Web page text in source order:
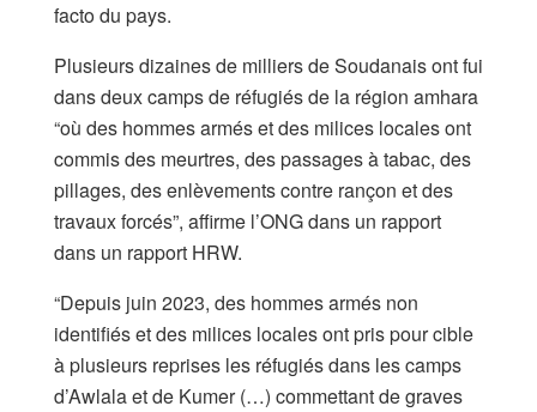
facto du pays.
Plusieurs dizaines de milliers de Soudanais ont fui
dans deux camps de réfugiés de la région amhara
“où des hommes armés et des milices locales ont
commis des meurtres, des passages à tabac, des
pillages, des enlèvements contre rançon et des
travaux forcés”, affirme l’ONG dans un rapport
dans un rapport HRW.
“Depuis juin 2023, des hommes armés non
identifiés et des milices locales ont pris pour cible
à plusieurs reprises les réfugiés dans les camps
d’Awlala et de Kumer (…) commettant de graves